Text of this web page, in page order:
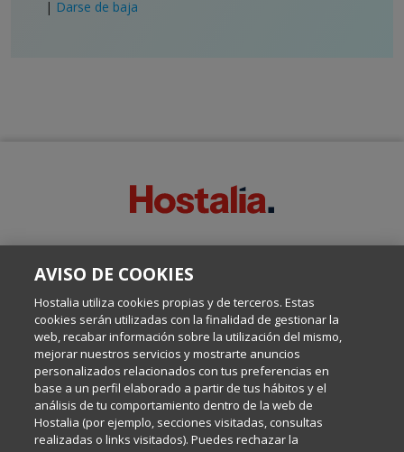
| Darse de baja
Escrito por el equipo de Comunicación de Hostalia, dirigido por
Internet y Tecnología.
Política de privacidad
Política de cookies
AVISO DE COOKIES
Hostalia utiliza cookies propias y de terceros. Estas
cookies serán utilizadas con la finalidad de gestionar la
web, recabar información sobre la utilización del mismo,
mejorar nuestros servicios y mostrarte anuncios
personalizados relacionados con tus preferencias en
base a un perfil elaborado a partir de tus hábitos y el
análisis de tu comportamiento dentro de la web de
Hostalia (por ejemplo, secciones visitadas, consultas
realizadas o links visitados). Puedes rechazar la